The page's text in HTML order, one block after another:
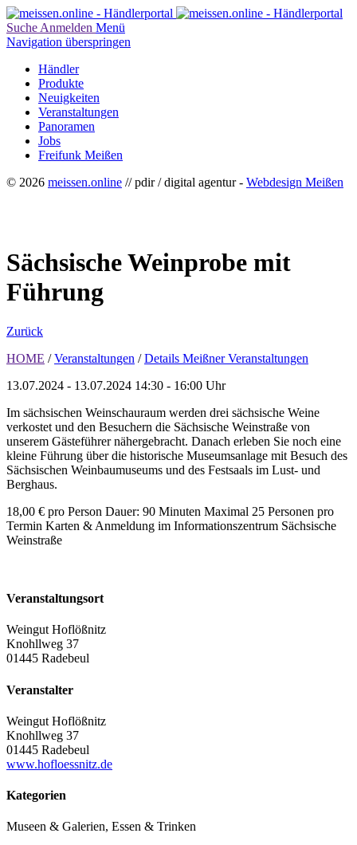
Suche Anmelden Menü
Navigation überspringen
Händler
Produkte
Neuigkeiten
Veranstaltungen
Panoramen
Jobs
Freifunk Meißen
© 2026 meissen.online // pdir / digital agentur - Webdesign Meißen
Sächsische Weinprobe mit
Führung
Zurück
HOME / Veranstaltungen / Details Meißner Veranstaltungen
13.07.2024 - 13.07.2024 14:30 - 16:00 Uhr
Im sächsischen Weinschauraum werden drei sächsische Weine
verkostet und den Besuchern die Sächsische Weinstraße von
unserem Gästeführer nähergebracht. Danach erleben Sie noch eine
kleine Führung über die historische Museumsanlage mit Besuch des
Sächsischen Weinbaumuseums und des Festsaals im Lust- und
Berghaus.
18,00 € pro Person Dauer: 90 Minuten Maximal 25 Personen pro
Termin Karten & Anmeldung im Informationszentrum Sächsische
Weinstraße
Veranstaltungsort
Weingut Hoflößnitz
Knohllweg 37
01445 Radebeul
Veranstalter
Weingut Hoflößnitz
Knohllweg 37
01445 Radebeul
www.hofloessnitz.de
Kategorien
Museen & Galerien, Essen & Trinken